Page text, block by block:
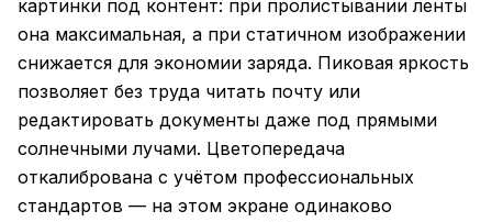
картинки под контент: при пролистывании ленты
она максимальная, а при статичном изображении
снижается для экономии заряда. Пиковая яркость
позволяет без труда читать почту или
редактировать документы даже под прямыми
солнечными лучами. Цветопередача
откалибрована с учётом профессиональных
стандартов — на этом экране одинаково